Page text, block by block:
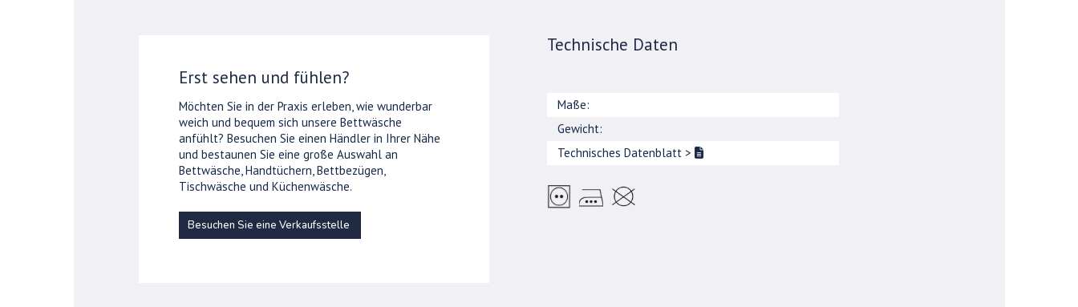
Erst sehen und fühlen?
Möchten Sie in der Praxis erleben, wie wunderbar
weich und bequem sich unsere Bettwäsche
anfühlt? Besuchen Sie einen Händler in Ihrer Nähe
und bestaunen Sie eine große Auswahl an
Bettwäsche, Handtüchern, Bettbezügen,
Tischwäsche und Küchenwäsche.
Besuchen Sie eine Verkaufsstelle
Technische Daten
Maße:
Gewicht:
Technisches Datenblatt >